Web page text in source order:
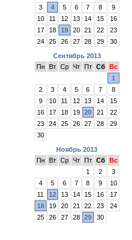
3
4 5 6 7 8
9
10
11 12 13 14 15
16
17
18 19 20 21 22
23
24
25 26 27 28 29
30
Сентябрь 2013
Пн
Вт Ср Чт Пт Сб
Вс
1
2
3 4 5 6 7
8
9
10 11 12 13 14
15
16
17 18 19 20 21
22
23
24 25 26 27 28
29
30
Ноябрь 2013
Пн
Вт Ср Чт Пт Сб
Вс
1
2
3
4
5 6 7 8 9
10
11
12 13 14 15 16
17
18
19 20 21 22 23
24
25
26 27 28 29 30